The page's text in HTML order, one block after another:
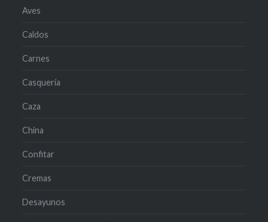
Aves
Caldos
Carnes
Casquería
Caza
China
Confitar
Cremas
Desayunos